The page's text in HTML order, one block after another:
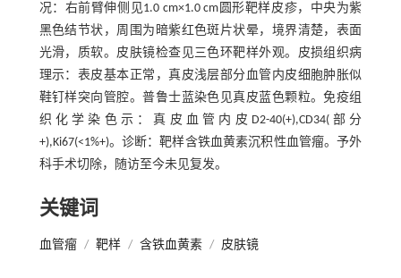
况：右前臂伸侧见1.0 cm×1.0 cm圆形靶样皮疹，中央为紫
黑色结节状，周围为暗紫红色斑片状晕，境界清楚，表面
光滑，质软。皮肤镜检查见三色环靶样外观。皮损组织病
理示：表皮基本正常，真皮浅层部分血管内皮细胞肿胀似
鞋钉样突向管腔。普鲁士蓝染色见真皮蓝色颗粒。免疫组
织化学染色示：真皮血管内皮D2-40(+),CD34(部分
+),Ki67(<1%+)。诊断：靶样含铁血黄素沉积性血管瘤。予外
科手术切除，随访至今未见复发。
关键词
血管瘤 / 靶样 / 含铁血黄素 / 皮肤镜